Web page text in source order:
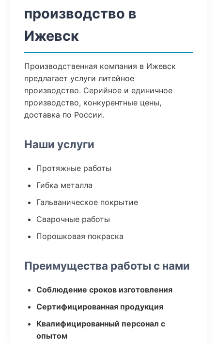
производство в
Ижевск
Производственная компания в Ижевск
предлагает услуги литейное
производство. Серийное и единичное
производство, конкурентные цены,
доставка по России.
Наши услуги
Протяжные работы
Гибка металла
Гальваническое покрытие
Сварочные работы
Порошковая покраска
Преимущества работы с нами
Соблюдение сроков изготовления
Сертифицированная продукция
Квалифицированный персонал с
опытом